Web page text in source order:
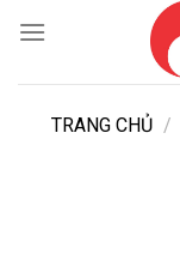
TRANG CHỦ /